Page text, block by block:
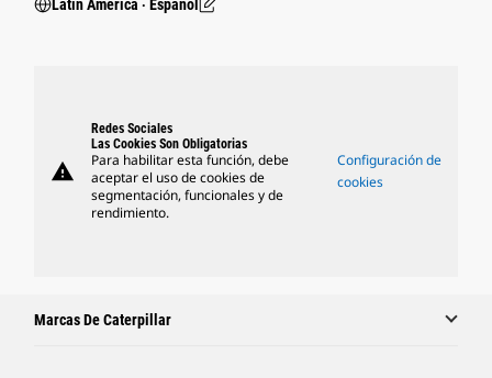
Latin America ‧ Español
warning
Redes Sociales
Las Cookies Son Obligatorias
Para habilitar esta función, debe
aceptar el uso de cookies de
segmentación, funcionales y de
rendimiento.
Configuración de
cookies
Marcas De Caterpillar